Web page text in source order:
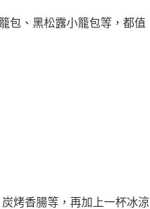
包、黑松露小籠包等，都值
烤香腸等，再加上一杯冰涼